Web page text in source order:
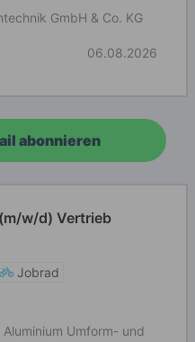
GmbH & Co. KG
06.08.2026
abonnieren
w/d) Vertrieb
Jobrad
Aluminium Umform- und